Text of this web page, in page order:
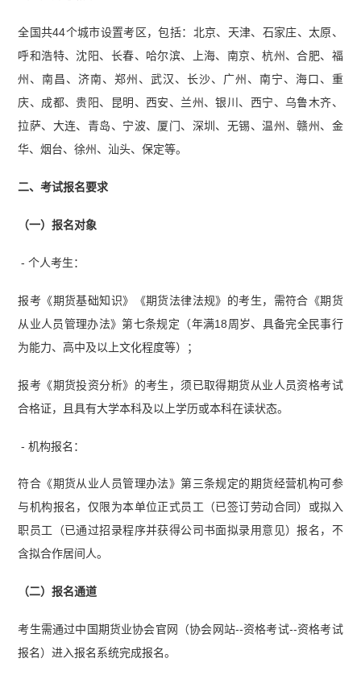
全国共44个城市设置考区，包括：北京、天津、石家庄、太原、
呼和浩特、沈阳、长春、哈尔滨、上海、南京、杭州、合肥、福
州、南昌、济南、郑州、武汉、长沙、广州、南宁、海口、重
庆、成都、贵阳、昆明、西安、兰州、银川、西宁、乌鲁木齐、
拉萨、大连、青岛、宁波、厦门、深圳、无锡、温州、赣州、金
华、烟台、徐州、汕头、保定等。
二、考试报名要求
（一）报名对象
- 个人考生：
报考《期货基础知识》《期货法律法规》的考生，需符合《期货
从业人员管理办法》第七条规定（年满18周岁、具备完全民事行
为能力、高中及以上文化程度等）；
报考《期货投资分析》的考生，须已取得期货从业人员资格考试
合格证，且具有大学本科及以上学历或本科在读状态。
- 机构报名：
符合《期货从业人员管理办法》第三条规定的期货经营机构可参
与机构报名，仅限为本单位正式员工（已签订劳动合同）或拟入
职员工（已通过招录程序并获得公司书面拟录用意见）报名，不
含拟合作居间人。
（二）报名通道
考生需通过中国期货业协会官网（协会网站--资格考试--资格考试
报名）进入报名系统完成报名。